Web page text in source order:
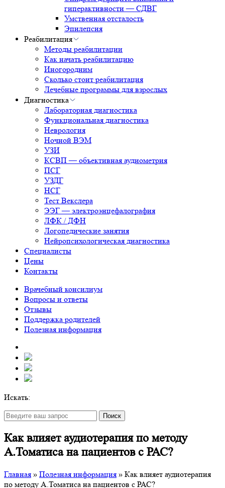
гиперактивности — СДВГ
Умственная отсталость
Эпилепсия
Реабилитация
Методы реабилитации
Как начать реабилитацию
Иногородним
Сколько стоит реабилитация
Лечебные программы для взрослых
Диагностика
Лабораторная диагностика
Функциональная диагностика
Неврология
Ночной ВЭМ
УЗИ
КСВП — объективная аудиометрия
ПСГ
УЗДГ
НСГ
Тест Векслера
ЭЭГ — электроэнцефалография
ЛФК / ДФН
Логопедические занятия
Нейропсихологическая диагностика
Специалисты
Цены
Контакты
Врачебный консилиум
Вопросы и ответы
Отзывы
Поддержка родителей
Полезная информация
Искать:
Поиск
Как влияет аудиотерапия по методу
А.Томатиса на пациентов с РАС?
Главная » Полезная информация » Как влияет аудиотерапия
по методу А.Томатиса на пациентов с РАС?